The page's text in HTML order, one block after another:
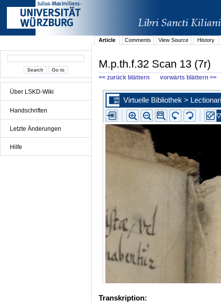
Über LSKD-Wiki
Handschriften
Letzte Änderungen
Hilfe
Article Comments View Source History
M.p.th.f.32 Scan 13 (7r)
<< zurück blättern vorwärts blättern >>
Transkription: